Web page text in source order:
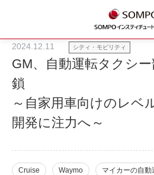
2024.12.11 シティ・モビリティ
GM、自動運転タクシ
鎖
～自家用車向けのレベ
開発に注力へ～
Cruise Waymo マイカーの自動